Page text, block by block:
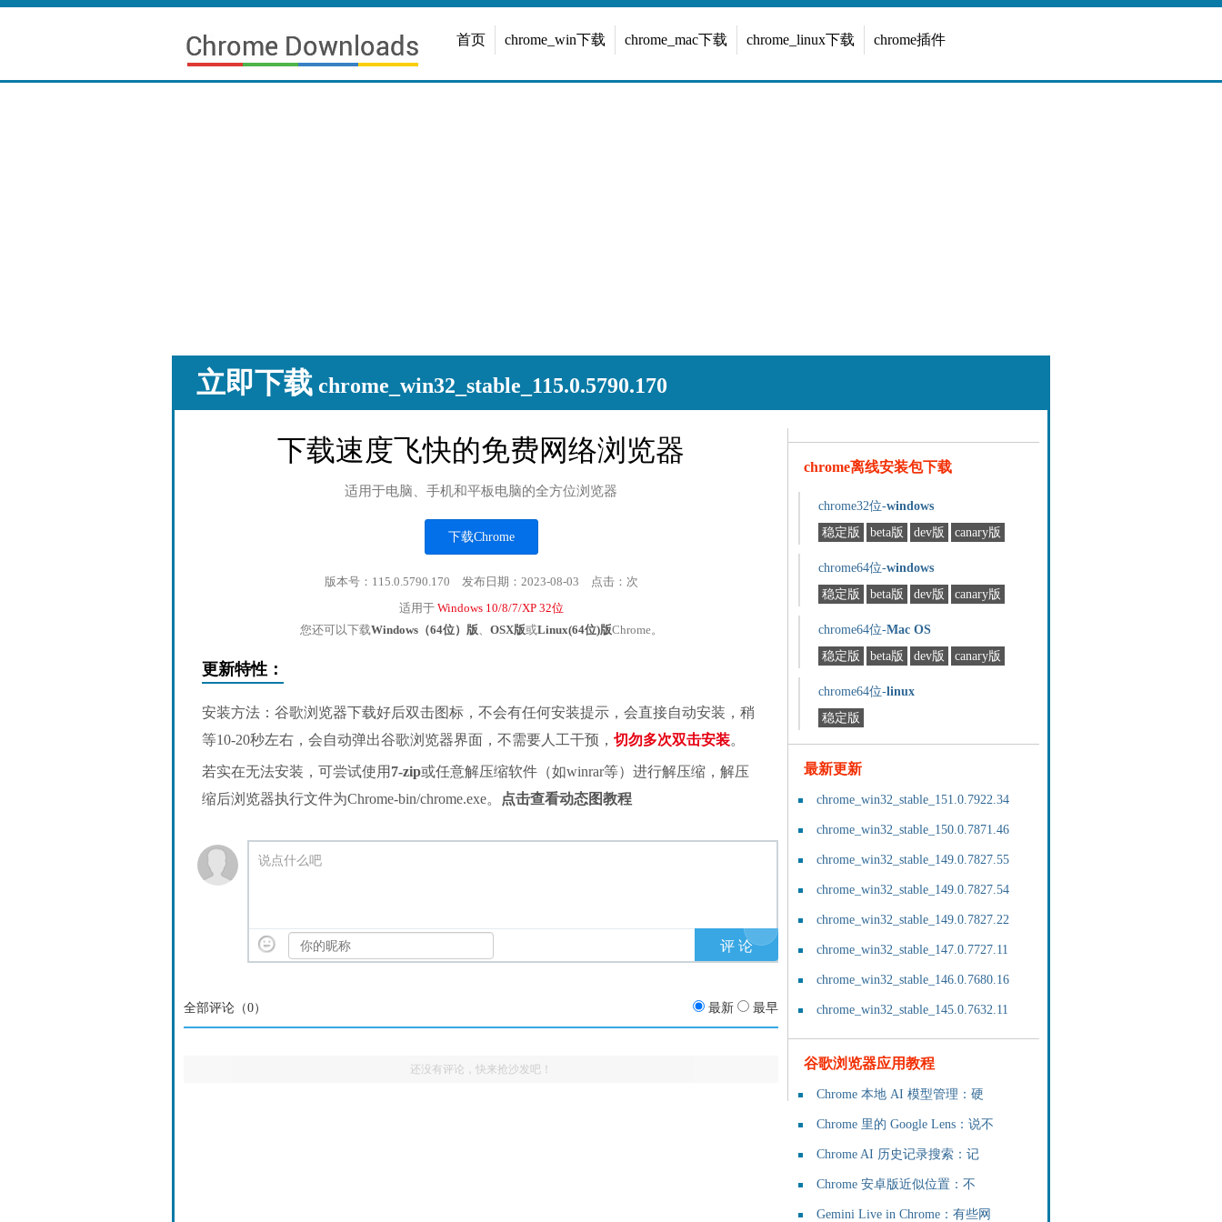
首页 chrome_win下载 chrome_mac下载 chrome_linux下载 chrome插件
立即下载 chrome_win32_stable_115.0.5790.170
下载速度飞快的免费网络浏览器
适用于电脑、手机和平板电脑的全方位浏览器
下载Chrome
版本号：115.0.5790.170 发布日期：2023-08-03 点击： 次
适用于 Windows 10/8/7/XP 32位
您还可以下载Windows（64位）版、 OSX版或Linux(64位)版Chrome。
更新特性：
安装方法：谷歌浏览器下载好后双击图标，不会有任何安装提示，会直接自动安装，稍
等10-20秒左右，会自动弹出谷歌浏览器界面，不需要人工干预， 切勿多次双击安装。
若实在无法安装，可尝试使用 7-zip或任意解压缩软件（如winrar等）进行解压缩，解压
缩后浏览器执行文件为Chrome-bin/chrome.exe。
点击查看动态图教程
说点什么吧
全部评论（0） 最新 最早
还没有评论，快来抢沙发吧！
chrome离线安装包下载
chrome32位-windows
稳定版
beta版 dev版 canary版
chrome64位-windows
稳定版
beta版 dev版 canary版
chrome64位-Mac OS
稳定版
beta版 dev版 canary版
chrome64位-linux
稳定版
最新更新
chrome_win32_stable_151.0.7922.34
chrome_win32_stable_150.0.7871.46
chrome_win32_stable_149.0.7827.55
chrome_win32_stable_149.0.7827.54
chrome_win32_stable_149.0.7827.22
chrome_win32_stable_147.0.7727.11
chrome_win32_stable_146.0.7680.16
chrome_win32_stable_145.0.7632.11
谷歌浏览器应用教程
Chrome 本地 AI 模型管理：硬
Chrome 里的 Google Lens：说不
Chrome AI 历史记录搜索：记
Chrome 安卓版近似位置：不
Gemini Live in Chrome：有些网